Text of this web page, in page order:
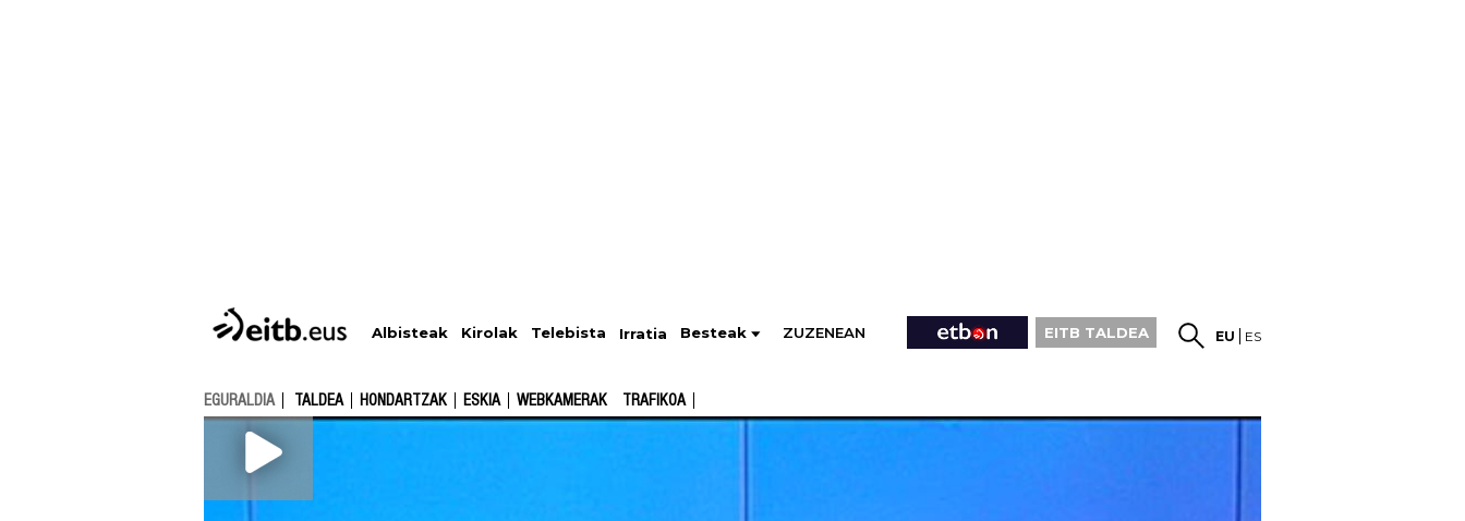
Albisteak Kirolak Telebista Irratia Besteak ZUZENEAN EITB TALDEA EU ES
EGURALDIA TALDEA HONDARTZAK ESKIA WEBKAMERAK TRAFIKOA